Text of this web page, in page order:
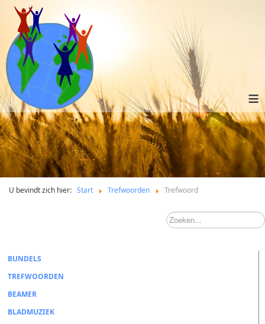
≡
U bevindt zich hier: Start Trefwoorden Trefwoord
BUNDELS
TREFWOORDEN
BEAMER
BLADMUZIEK